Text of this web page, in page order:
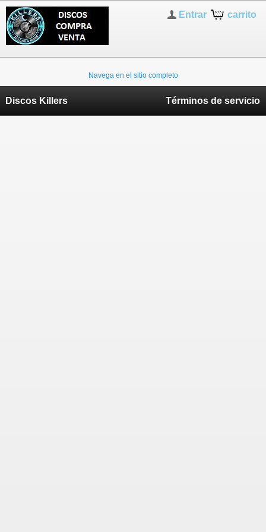
carrito
Entrar
Navega en el sitio completo
Discos Killers Términos de servicio